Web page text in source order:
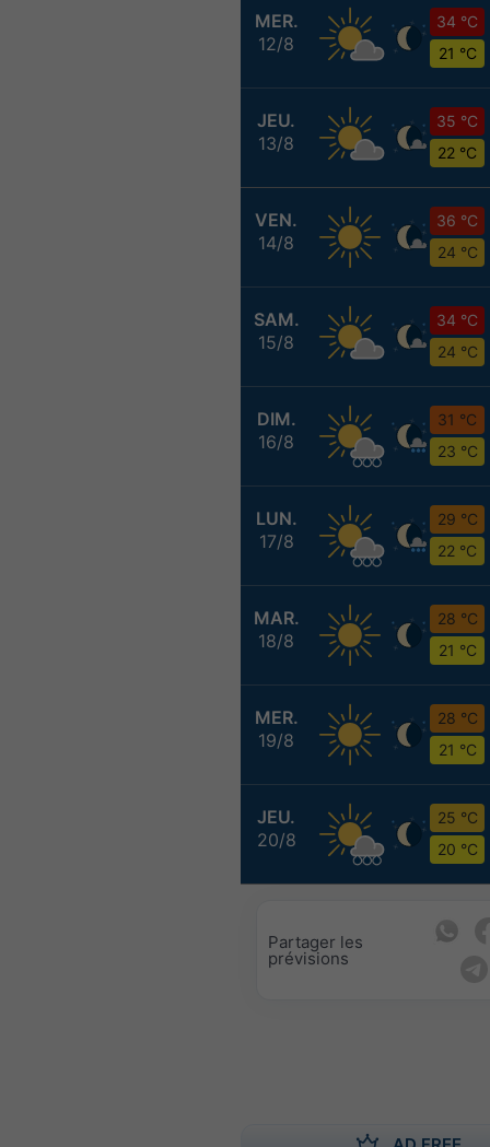
MER.
12/8
34 °C
21 °C
JEU.
13/8
35 °C
22 °C
VEN.
14/8
36 °C
24 °C
SAM.
15/8
34 °C
24 °C
DIM.
16/8
31 °C
23 °C
LUN.
17/8
29 °C
22 °C
MAR.
18/8
28 °C
21 °C
MER.
19/8
28 °C
21 °C
JEU.
20/8
25 °C
20 °C
Partager les
prévisions